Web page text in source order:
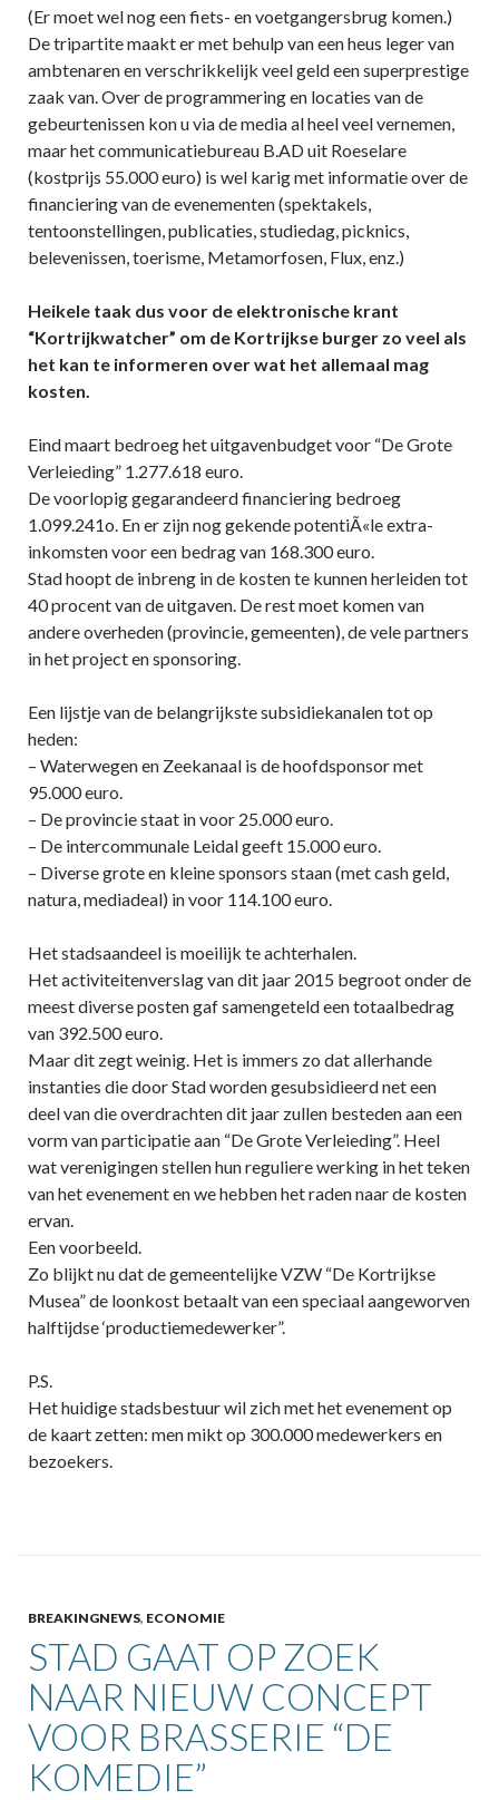
(Er moet wel nog een fiets- en voetgangersbrug komen.)
De tripartite maakt er met behulp van een heus leger van
ambtenaren en verschrikkelijk veel geld een superprestige
zaak van. Over de programmering en locaties van de
gebeurtenissen kon u via de media al heel veel vernemen,
maar het communicatiebureau B.AD uit Roeselare
(kostprijs 55.000 euro) is wel karig met informatie over de
financiering van de evenementen (spektakels,
tentoonstellingen, publicaties, studiedag, picknics,
belevenissen, toerisme, Metamorfosen, Flux, enz.)
Heikele taak dus voor de elektronische krant
“Kortrijkwatcher” om de Kortrijkse burger zo veel als
het kan te informeren over wat het allemaal mag
kosten.
Eind maart bedroeg het uitgavenbudget voor “De Grote
Verleieding” 1.277.618 euro.
De voorlopig gegarandeerd financiering bedroeg
1.099.241o. En er zijn nog gekende potentiÃ«le extra-
inkomsten voor een bedrag van 168.300 euro.
Stad hoopt de inbreng in de kosten te kunnen herleiden tot
40 procent van de uitgaven. De rest moet komen van
andere overheden (provincie, gemeenten), de vele partners
in het project en sponsoring.
Een lijstje van de belangrijkste subsidiekanalen tot op
heden:
– Waterwegen en Zeekanaal is de hoofdsponsor met
95.000 euro.
– De provincie staat in voor 25.000 euro.
– De intercommunale Leidal geeft 15.000 euro.
– Diverse grote en kleine sponsors staan (met cash geld,
natura, mediadeal) in voor 114.100 euro.
Het stadsaandeel is moeilijk te achterhalen.
Het activiteitenverslag van dit jaar 2015 begroot onder de
meest diverse posten gaf samengeteld een totaalbedrag
van 392.500 euro.
Maar dit zegt weinig. Het is immers zo dat allerhande
instanties die door Stad worden gesubsidieerd net een
deel van die overdrachten dit jaar zullen besteden aan een
vorm van participatie aan “De Grote Verleieding”. Heel
wat verenigingen stellen hun reguliere werking in het teken
van het evenement en we hebben het raden naar de kosten
ervan.
Een voorbeeld.
Zo blijkt nu dat de gemeentelijke VZW “De Kortrijkse
Musea” de loonkost betaalt van een speciaal aangeworven
halftijdse ‘productiemedewerker”.
P.S.
Het huidige stadsbestuur wil zich met het evenement op
de kaart zetten: men mikt op 300.000 medewerkers en
bezoekers.
BREAKINGNEWS, ECONOMIE
STAD GAAT OP ZOEK
NAAR NIEUW CONCEPT
VOOR BRASSERIE “DE
KOMEDIE”